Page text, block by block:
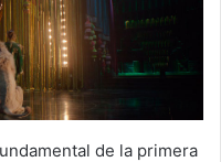
de la primera